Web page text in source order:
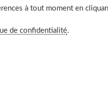
à tout moment en
de confidentialité.